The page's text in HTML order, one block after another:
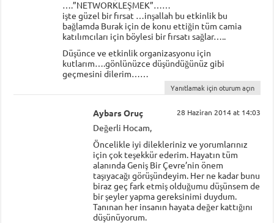
….”NETWORKLEŞMEK”……
işte güzel bir fırsat …inşallah bu etkinlik bu
bağlamda Burak için de konu ettiğin tüm camia
katılımcıları için böylesi bir fırsatı sağlar…..
Düşünce ve etkinlik organizasyonu için
kutlarım….gönlünüzce düşündüğünüz gibi
geçmesini dilerim……
Yanıtlamak için oturum açın
Aybars Oruç 28 Haziran 2014 at 14:03
Değerli Hocam,
Öncelikle iyi dilekleriniz ve yorumlarınız
için çok teşekkür ederim. Hayatın tüm
alanında Geniş Bir Çevre’nin önem
taşıyacağı görüşündeyim. Her ne kadar bunu
biraz geç fark etmiş olduğumu düşünsem de
bir şeyler yapma gereksinimi duydum.
Tanınan her insanın hayata değer kattığını
düşünüyorum.